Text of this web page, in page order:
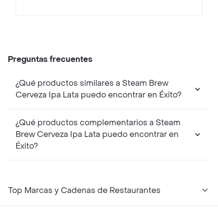
Preguntas frecuentes
¿Qué productos similares a Steam Brew
Cerveza Ipa Lata puedo encontrar en Éxito?
¿Qué productos complementarios a Steam
Brew Cerveza Ipa Lata puedo encontrar en
Éxito?
Top Marcas y Cadenas de Restaurantes